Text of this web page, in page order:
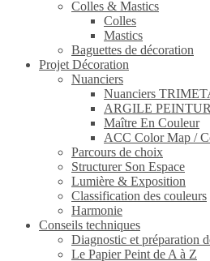
Colles & Mastics
Colles
Mastics
Baguettes de décoration
Projet Décoration
Nuanciers
Nuanciers
ARGILE
Maître En Couleur
ACC Color Map /
Parcours de choix
Structurer Son Espace
Lumière & Exposition
Classification des couleurs
Harmonie
Conseils techniques
Diagnostic et préparation
Le Papier Peint de A à Z